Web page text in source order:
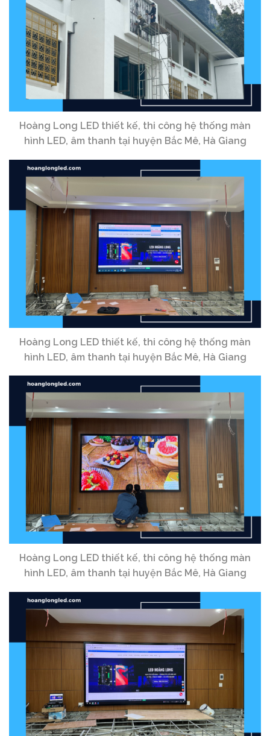
Hoàng Long LED thiết kế, thi công hệ thống màn
hình LED, âm thanh tại huyện Bắc Mê, Hà Giang
Hoàng Long LED thiết kế, thi công hệ thống màn
hình LED, âm thanh tại huyện Bắc Mê, Hà Giang
Hoàng Long LED thiết kế, thi công hệ thống màn
hình LED, âm thanh tại huyện Bắc Mê, Hà Giang